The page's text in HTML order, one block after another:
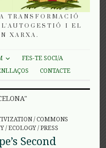
TRANSFORMACIÓ
I EL
XARXA.
FES-TE SOCI/A
CONTACTE
/COMMONS
/ECOLOGY/PRESS
Second